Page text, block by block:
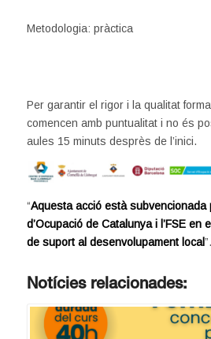
Metodologia: pràctica
Per garantir el rigor i la qualitat
comencen amb puntualitat i no és
aules 15 minuts desprès de l’inici.
“Aquesta acció està subvencionada
d’Ocupació de Catalunya i l’FSE en
de suport al desenvolupament local”.
Notícies relacionades: